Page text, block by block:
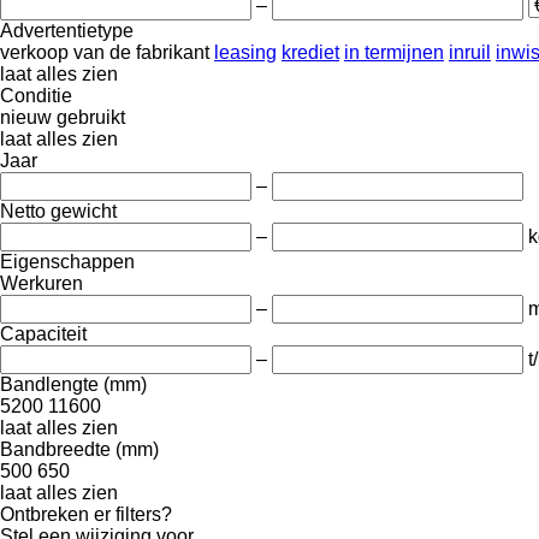
–
Advertentietype
verkoop van de fabrikant leasing krediet in termijnen inruil
laat alles zien
Conditie
nieuw gebruikt
laat alles zien
Jaar
–
Netto gewicht
–
Eigenschappen
Werkuren
–
Capaciteit
–
Bandlengte (mm)
5200 11600
laat alles zien
Bandbreedte (mm)
500 650
laat alles zien
Ontbreken er filters?